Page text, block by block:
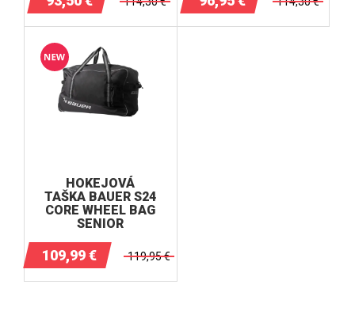
HOKEJOVÁ
TAŠKA BAUER S24
CORE WHEEL BAG
SENIOR
109,99€ 119,95€